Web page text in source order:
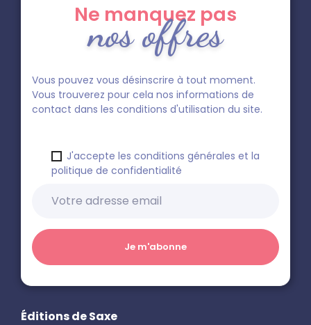
Ne manquez pas
nos offres
Vous pouvez vous désinscrire à tout moment.
Vous trouverez pour cela nos informations de
contact dans les conditions d'utilisation du site.
J'accepte les conditions générales et la
politique de confidentialité
Éditions de Saxe